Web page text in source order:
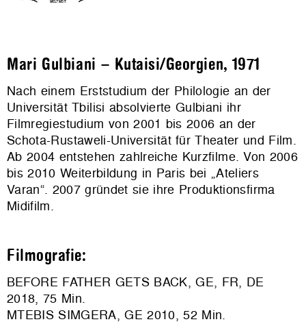
Mari Gulbiani – Kutaisi/Georgien, 1971
Nach einem Erststudium der Philologie an der
Universität Tbilisi absolvierte Gulbiani ihr
Filmregiestudium von 2001 bis 2006 an der
Schota-Rustaweli-Universität für Theater und Film.
Ab 2004 entstehen zahlreiche Kurzfilme. Von 2006
bis 2010 Weiterbildung in Paris bei „Ateliers
Varan“. 2007 gründet sie ihre Produktionsfirma
Midifilm.
Filmografie:
BEFORE FATHER GETS BACK, GE, FR, DE
2018, 75 Min.
MTEBIS SIMGERA, GE 2010, 52 Min.